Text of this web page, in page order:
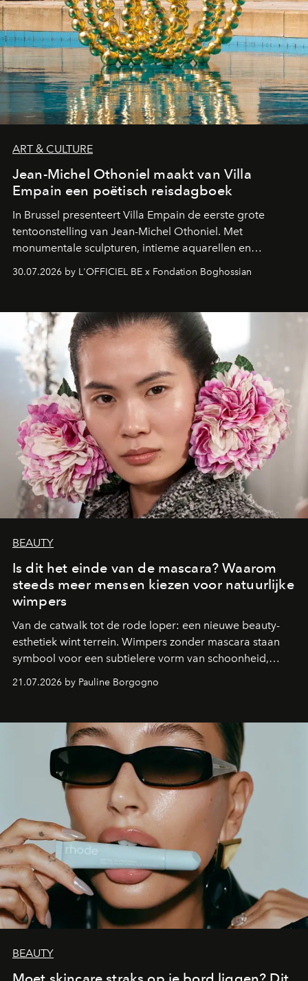
ART & CULTURE
Jean-Michel Othoniel maakt van Villa
Empain een poëtisch reisdagboek
In Brussel presenteert Villa Empain de eerste grote
tentoonstelling van Jean-Michel Othoniel. Met
monumentale sculpturen, intieme aquarellen en
een emotionele reis waarin elk werk de herinnering
moment van verwondering.
30.07.2026 by L'OFFICIEL BE x Fondation Boghossian
BEAUTY
Is dit het einde van de mascara? Waarom
steeds meer mensen kiezen voor natuurlijke
wimpers
Van de catwalk tot de rode loper: een nieuwe beauty-
esthetiek wint terrein. Wimpers zonder mascara staan
symbool voor een subtielere vorm van schoonheid,
aan make-up.
21.07.2026 by Pauline Borgogno
BEAUTY